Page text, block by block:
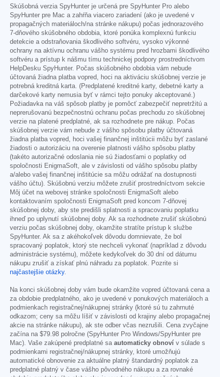
Skúšobná verzia SpyHunter je určená pre SpyHunter Pro alebo
SpyHunter pre Mac a zahŕňa viacero zariadení (ako je uvedené v
propagačných materiáloch/na stránke nákupu) počas jednorazového
7-dňového skúšobného obdobia, ktoré ponúka komplexnú funkciu
detekcie a odstraňovania škodlivého softvéru, vysoko výkonné
ochrany na aktívnu ochranu vášho systému pred hrozbami škodlivého
softvéru a prístup k nášmu tímu technickej podpory prostredníctvom
HelpDesku SpyHunter. Počas skúšobného obdobia vám nebude
účtovaná žiadna platba vopred, hoci na aktiváciu skúšobnej verzie je
potrebná kreditná karta. (Predplatené kreditné karty, debetné karty a
darčekové karty nemusia byť v rámci tejto ponuky akceptované.)
Požiadavka na váš spôsob platby je pomôcť zabezpečiť nepretržitú a
neprerušovanú bezpečnostnú ochranu počas prechodu zo skúšobnej
verzie na platené predplatné, ak sa rozhodnete pre nákup. Počas
skúšobnej verzie vám nebude z vášho spôsobu platby účtovaná
žiadna platba vopred, hoci vašej finančnej inštitúcii môžu byť zaslané
žiadosti o autorizáciu na overenie platnosti vášho spôsobu platby
(takéto autorizačné odoslania nie sú žiadosťami o poplatky od
spoločnosti EnigmaSoft, ale v závislosti od vášho spôsobu platby
a/alebo vašej finančnej inštitúcie sa môžu odrážať na dostupnosti
vášho účtu). Skúšobnú verziu môžete zrušiť prostredníctvom sekcie
Môj účet na webovej stránke spoločnosti EnigmaSoft alebo
kontaktovaním spoločnosti EnigmaSoft pred koncom 7-dňovej
skúšobnej doby, aby ste predišli splatnosti a spracovaniu poplatku
ihneď po uplynutí skúšobnej doby. Ak sa rozhodnete zrušiť skúšobnú
verziu počas skúšobnej doby, okamžite stratíte prístup k službe
SpyHunter. Ak sa z akéhokoľvek dôvodu domnievate, že bol
spracovaný poplatok, ktorý ste nechceli vykonať (napríklad z dôvodu
administrácie systému), môžete kedykoľvek do 30 dní od dátumu
nákupu zrušiť a získať plnú náhradu za poplatok. Pozrite si
najčastejšie otázky.
Na konci skúšobnej doby vám bude okamžite vopred účtovaná cena a
za obdobie predplatného, ako je uvedené v ponukových materiáloch a
podmienkach registračnej/nákupnej stránky (ktoré sú tu zahrnuté
odkazom; ceny sa môžu líšiť v závislosti od krajiny alebo propagačnej
akcie na stránke nákupu), ak ste odber včas nezrušili. Cena zvyčajne
začína na $79.98 polročne (SpyHunter Pro Windows/SpyHunter pre
Mac). Vaše zakúpené predplatné sa automaticky obnoví v súlade s
podmienkami registračnej/nákupnej stránky, ktoré umožňujú
automatické obnovenie za aktuálne platný štandardný poplatok za
predplatné platný v čase vášho pôvodného nákupu a za rovnaké